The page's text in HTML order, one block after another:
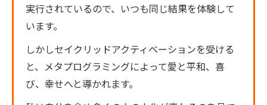
実行されているので、いつも同じ結果を体験して
います。
しかしセイクリッドアクティベーションを受ける
と、メタプログラミングによって愛と平和、喜
び、幸せへと導かれます。